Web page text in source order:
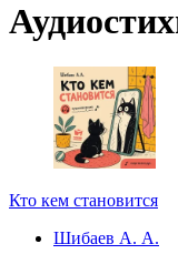
Кто кем становится
Шибаев А. А.